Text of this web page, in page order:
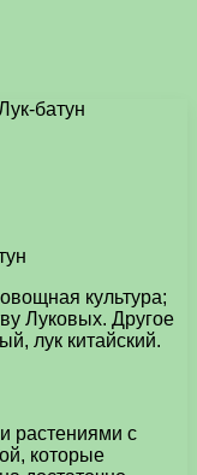
батун
культура;
Луковых. Другое
лук китайский.
растениями с
которые